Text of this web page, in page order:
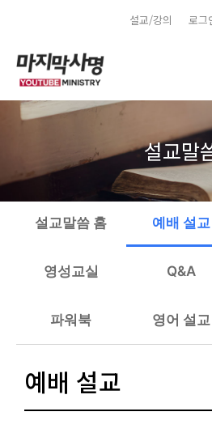
로그
설교/강의
설교말
설교말씀 홈 예배 설교
영성교실 Q&A
파워북 영어 설교
예배 설교